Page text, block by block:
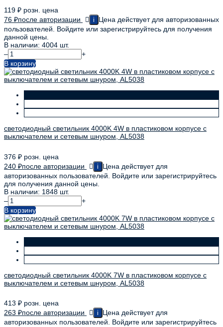
119 ₽ розн. цена
76 ₽после авторизации i
Цена действует для авторизованных
пользователей. Войдите или зарегистрируйтесь для получения
данной цены.
В наличии: 4004 шт.
–
+
В корзину
светодиодный светильник 4000K 4W в пластиковом корпусе с
выключателем и сетевым шнуром, AL5038
376 ₽ розн. цена
240 ₽после авторизации i
Цена действует для
авторизованных пользователей. Войдите или зарегистрируйтесь
для получения данной цены.
В наличии: 1848 шт.
–
+
В корзину
светодиодный светильник 4000K 7W в пластиковом корпусе с
выключателем и сетевым шнуром, AL5038
413 ₽ розн. цена
263 ₽после авторизации i
Цена действует для
авторизованных пользователей. Войдите или зарегистрируйтесь